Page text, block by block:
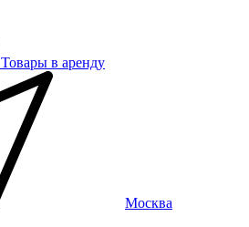
Товары в аренду
Москва